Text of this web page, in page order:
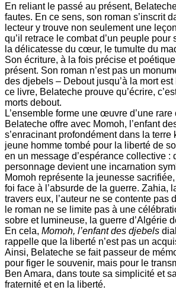
En reliant le passé au présent,
fautes. En ce sens, son roman s’inscrit
lecteur y trouve non seulement une
qu’il retrace le combat d’un peuple
la délicatesse du cœur, le tumulte du
Son écriture, à la fois précise et
présent. Son roman n’est pas un
des djebels – Debout jusqu’à la mort
ce livre, Belateche prouve qu’écrire,
morts debout.
L’ensemble forme une œuvre d’une
Belateche offre avec Momoh, l’enfant
s’enracinant profondément dans la
jeune homme tombé pour la liberté de
en un message d’espérance collective
personnage devient une incarnation
Momoh représente la jeunesse
foi face à l’absurde de la guerre. Zahia,
travers eux, l’auteur ne se contente
le roman ne se limite pas à une
sobre et lumineuse, la guerre d’Algérie
En cela, Momoh, l’enfant des djebels
rappelle que la liberté n’est pas un
Ainsi, Belateche se fait passeur de
pour figer le souvenir, mais pour le
Ben Amara, dans toute sa simplicité et
fraternité et en la liberté.